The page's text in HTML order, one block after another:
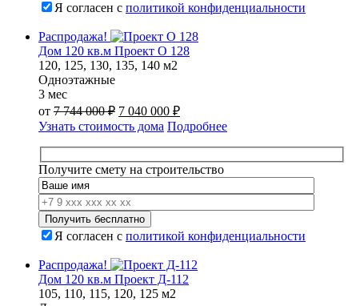
Я согласен с политикой конфиденциальности
Распродажа!
Дом 120 кв.м Проект О 128
120, 125, 130, 135, 140 м2
Одноэтажные
3 мес
от 7 744 000₽ Первоначальная
цена
составляла
7
744
000 ₽.
7 040 000 ₽Текущая
цена:
7
040
000 ₽.
Узнать стоимость дома Подробнее
Получите смету на строительство
Я согласен с политикой конфиденциальности
Распродажа!
Дом 120 кв.м Проект Д-112
105, 110, 115, 120, 125 м2